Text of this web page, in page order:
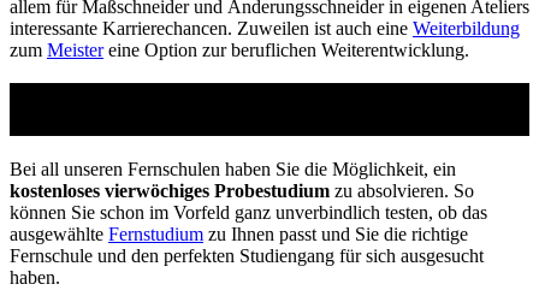
allem für Maßschneider und Änderungsschneider in eigenen Ateliers
interessante Karrierechancen. Zuweilen ist auch eine Weiterbildung
zum Meistereine Option zur beruflichen Weiterentwicklung.
Bei all unseren Fernschulen haben Sie die Möglichkeit, ein
kostenloses vierwöchiges Probestudium zu absolvieren. So
können Sie schon im Vorfeld ganz unverbindlich testen, ob das
ausgewählte Fernstudium zu Ihnen passt und Sie die richtige
Fernschule und den perfekten Studiengang für sich ausgesucht
haben.